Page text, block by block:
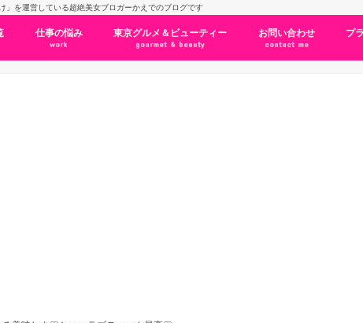
」を運営している超絶美女ブロガーかえでのブログです
仕事の悩み
work
東京グルメ＆ビューティー
gourmet & beauty
お問い合わせ
contact me
プ